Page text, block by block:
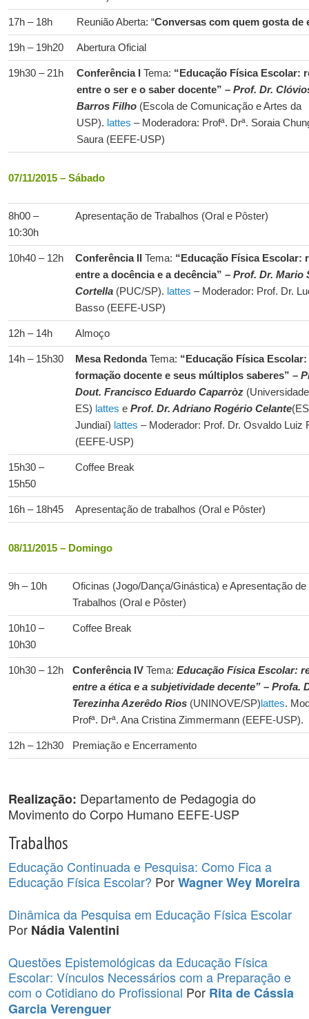
17h – 18h Reunião Aberta: “Conversas com quem gosta de
19h – 19h20 Abertura Oficial
19h30 – 21h Conferência I Tema: “Educação Física Escolar:
entre o ser e o saber docente” – Prof. Dr.
Barros Filho (Escola de Comunicação e Artes da
USP). lattes – Moderadora: Profª. Drª. Soraia
Saura (EEFE-USP)
07/11/2015 – Sábado
8h00 –
10:30h
Apresentação de Trabalhos (Oral e Pôster)
10h40 – 12h Conferência II Tema: “Educação Física Escolar:
entre a docência e a decência” – Prof. Dr. Mario
Cortella (PUC/SP). lattes – Moderador: Prof. Dr.
Basso (EEFE-USP)
12h – 14h Almoço
14h – 15h30 Mesa RedondaTema: “Educação Física Escolar:
formação docente e seus múltiplos saberes” –
Dout. Francisco Eduardo Caparròz
ES) lattes e Prof. Dr. Adriano Rogério Celante
Jundiaí) lattes – Moderador: Prof. Dr. Osvaldo Luiz
(EEFE-USP)
15h30 –
15h50
Coffee Break
16h – 18h45 Apresentação de trabalhos (Oral e Pôster)
08/11/2015 – Domingo
9h – 10h
Oficinas (Jogo/Dança/Ginástica) e Apresentação de
Trabalhos (Oral e Pôster)
10h10 –
10h30
Coffee Break
10h30 – 12h Conferência IV Tema: Educação Física Escolar:
entre a ética e a subjetividade decente” – Profa.
Terezinha Azerêdo Rios (UNINOVE/SP)lattes.
Profª. Drª. Ana Cristina Zimmermann (EEFE-USP).
12h – 12h30 Premiação e Encerramento
Realização: Departamento de Pedagogia do
Movimento do Corpo Humano EEFE-USP
Trabalhos
Educação Continuada e Pesquisa: Como Fica a
Educação Física Escolar? PorWagner Wey Moreira
Dinâmica da Pesquisa em Educação Física Escolar
Por Nádia Valentini
Questões Epistemológicas da Educação Física
Escolar: Vínculos Necessários com a Preparação e
com o Cotidiano do Profissional Por Rita de Cássia
Garcia Verenguer